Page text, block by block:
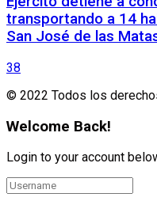
transportando a 14
San José de las
38
© 2022 Todos los
Welcome Back!
Login to your account